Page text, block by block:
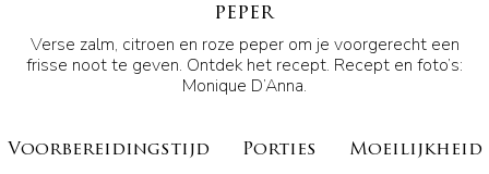
peper
Verse zalm, citroen en roze peper om je voorgerecht een
frisse noot te geven. Ontdek het recept. Recept en foto’s:
Monique D’Anna.
Voorbereidingstijd Porties Moeilijkheid